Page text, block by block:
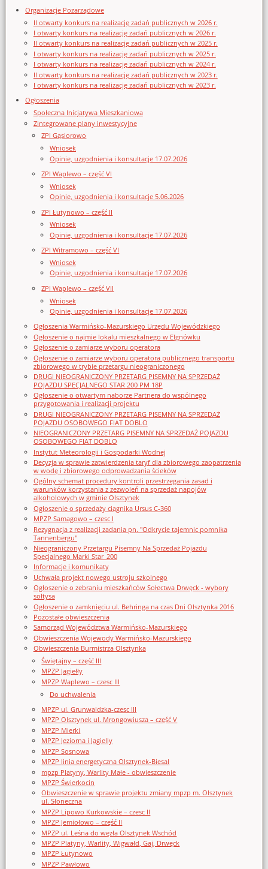
Organizacje Pozarządowe
II otwarty konkurs na realizację zadań publicznych w 2026 r.
I otwarty konkurs na realizację zadań publicznych w 2026 r.
II otwarty konkurs na realizację zadań publicznych w 2025 r.
I otwarty konkurs na realizację zadań publicznych w 2025 r.
I otwarty konkurs na realizację zadań publicznych w 2024 r.
II otwarty konkurs na realizację zadań publicznych w 2023 r.
I otwarty konkurs na realizację zadań publicznych w 2023 r.
Ogłoszenia
Społeczna Inicjatywa Mieszkaniowa
Zintegrowane plany inwestycyjne
ZPI Gąsiorowo
Wniosek
Opinie, uzgodnienia i konsultacje 17.07.2026
ZPI Waplewo – część VI
Wniosek
Opinie, uzgodnienia i konsultacje 5.06.2026
ZPI Łutynowo – część II
Wniosek
Opinie, uzgodnienia i konsultacje 17.07.2026
ZPI Witramowo – część VI
Wniosek
Opinie, uzgodnienia i konsultacje 17.07.2026
ZPI Waplewo – część VII
Wniosek
Opinie, uzgodnienia i konsultacje 17.07.2026
Ogłoszenia Warmińsko-Mazurskiego Urzędu Wojewódzkiego
Ogłoszenie o najmie lokalu mieszkalnego w Elgnówku
Ogłoszenie o zamiarze wyboru operatora
Ogłoszenie o zamiarze wyboru operatora publicznego transportu
zbiorowego w trybie przetargu nieograniczonego
DRUGI NIEOGRANICZONY PRZETARG PISEMNY NA SPRZEDAŻ
POJAZDU SPECJALNEGO STAR 200 PM 18P
Ogłoszenie o otwartym naborze Partnera do wspólnego
przygotowania i realizacji projektu
DRUGI NIEOGRANICZONY PRZETARG PISEMNY NA SPRZEDAŻ
POJAZDU OSOBOWEGO FIAT DOBLO
NIEOGRANICZONY PRZETARG PISEMNY NA SPRZEDAŻ POJAZDU
OSOBOWEGO FIAT DOBLO
Instytut Meteorologii i Gospodarki Wodnej
Decyzja w sprawie zatwierdzenia taryf dla zbiorowego zaopatrzenia
w wodę i zbiorowego odprowadzania ścieków
Ogólny schemat procedury kontroli przestrzegania zasad i
warunków korzystania z zezwoleń na sprzedaż napojów
alkoholowych w gminie Olsztynek
Ogłoszenie o sprzedaży ciągnika Ursus C-360
MPZP Samagowo – czesc I
Rezygnacja z realizacji zadania pn. "Odkrycie tajemnic pomnika
Tannenbergu"
Nieograniczony Przetargu Pisemny Na Sprzedaż Pojazdu
Specjalnego Marki Star_200
Informacje i komunikaty
Uchwała projekt nowego ustroju szkolnego
Ogłoszenie o zebraniu mieszkańców Sołectwa Drwęck - wybory
sołtysa
Ogłoszenie o zamknięciu ul. Behringa na czas Dni Olsztynka 2016
Pozostałe obwieszczenia
Samorząd Województwa Warmińsko-Mazurskiego
Obwieszczenia Wojewody Warmińsko-Mazurskiego
Obwieszczenia Burmistrza Olsztynka
Świętajny – część III
MPZP Jagiełły
MPZP Waplewo – czesc III
Do uchwalenia
MPZP ul. Grunwaldzka-czesc III
MPZP Olsztynek ul. Mrongowiusza – część V
MPZP Mierki
MPZP Jeziorna i Jagielly
MPZP Sosnowa
MPZP linia energetyczna Olsztynek-Biesal
mpzp Platyny, Warlity Małe - obwieszczenie
MPZP Świerkocin
Obwieszczenie w sprawie projektu zmiany mpzp m. Olsztynek
ul. Słoneczna
MPZP Lipowo Kurkowskie – czesc II
MPZP Jemiołowo – część II
MPZP ul. Leśna do węzła Olsztynek Wschód
MPZP Platyny, Warlity, Wigwałd, Gaj, Drwęck
MPZP Łutynowo
MPZP Pawłowo